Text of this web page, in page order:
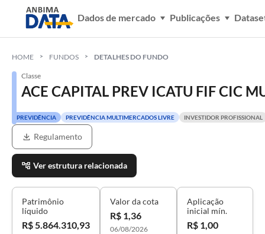
Dados de mercado Publicações
HOME FUNDOS DETALHES DO FUNDO
Classe
ACE CAPITAL PREV ICATU FIF CIC
PREVIDÊNCIA PREVIDÊNCIA MULTIMERCADOS LIVRE INVESTIDOR PROFISSIONAL
Regulamento
Ver estrutura relacionada
Patrimônio
líquido
R$ 5.864.310,93
Valor da cota
R$ 1,36
06/08/2026
Aplicação
inicial mín.
R$ 1,00